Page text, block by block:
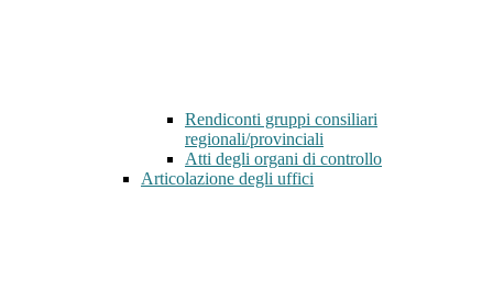
Rendiconti gruppi consiliari
regionali/provinciali
Atti degli organi di controllo
Articolazione degli uffici